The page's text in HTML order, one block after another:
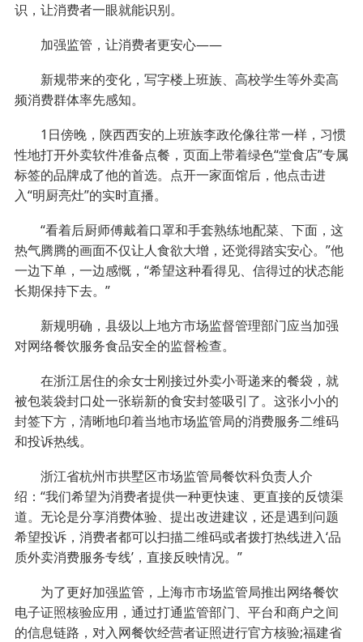
识，让消费者一眼就能识别。
加强监管，让消费者更安心——
新规带来的变化，写字楼上班族、高校学生等外卖高
频消费群体率先感知。
1日傍晚，陕西西安的上班族李政伦像往常一样，习惯
性地打开外卖软件准备点餐，页面上带着绿色“堂食店”专属
标签的品牌成了他的首选。点开一家面馆后，他点击进
入“明厨亮灶”的实时直播。
“看着后厨师傅戴着口罩和手套熟练地配菜、下面，这
热气腾腾的画面不仅让人食欲大增，还觉得踏实安心。”他
一边下单，一边感慨，“希望这种看得见、信得过的状态能
长期保持下去。”
新规明确，县级以上地方市场监督管理部门应当加强
对网络餐饮服务食品安全的监督检查。
在浙江居住的余女士刚接过外卖小哥递来的餐袋，就
被包装袋封口处一张崭新的食安封签吸引了。这张小小的
封签下方，清晰地印着当地市场监管局的消费服务二维码
和投诉热线。
浙江省杭州市拱墅区市场监管局餐饮科负责人介
绍：“我们希望为消费者提供一种更快速、更直接的反馈渠
道。无论是分享消费体验、提出改进建议，还是遇到问题
希望投诉，消费者都可以扫描二维码或者拨打热线进入‘品
质外卖消费服务专线’，直接反映情况。”
为了更好加强监管，上海市市场监管局推出网络餐饮
电子证照核验应用，通过打通监管部门、平台和商户之间
的信息链路，对入网餐饮经营者证照进行官方核验;福建省